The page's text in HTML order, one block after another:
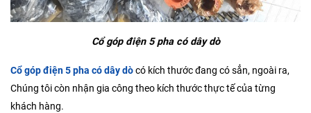
Cổ góp điện 5 pha có dây dò
Cổ góp điện 5 pha có dây dòcó kích thước đang có sẳn, ngoài ra,
Chúng tôi còn nhận gia công theo kích thước thực tế của từng
khách hàng.